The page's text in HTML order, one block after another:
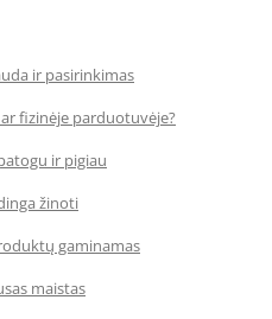
ir pasirinkimas
fizinėje parduotuvėje?
ir pigiau
žinoti
gaminamas
maistas